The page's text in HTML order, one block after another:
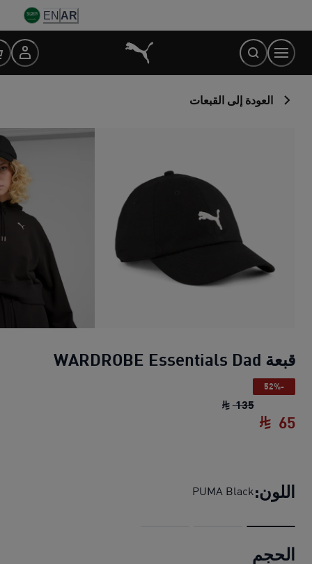
Content
AR
EN
العودة إلى القبعات
قبعة WARDROBE Essentials Dad
-52%
135 قبعة WARDROBE Essentials Dad
65
اللون:PUMA Black
الحجم